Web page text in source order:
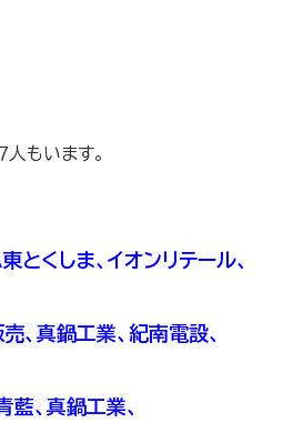
もいます。
とくしま、イオンリテール、
、真鍋工業、紀南電設、
、真鍋工業、